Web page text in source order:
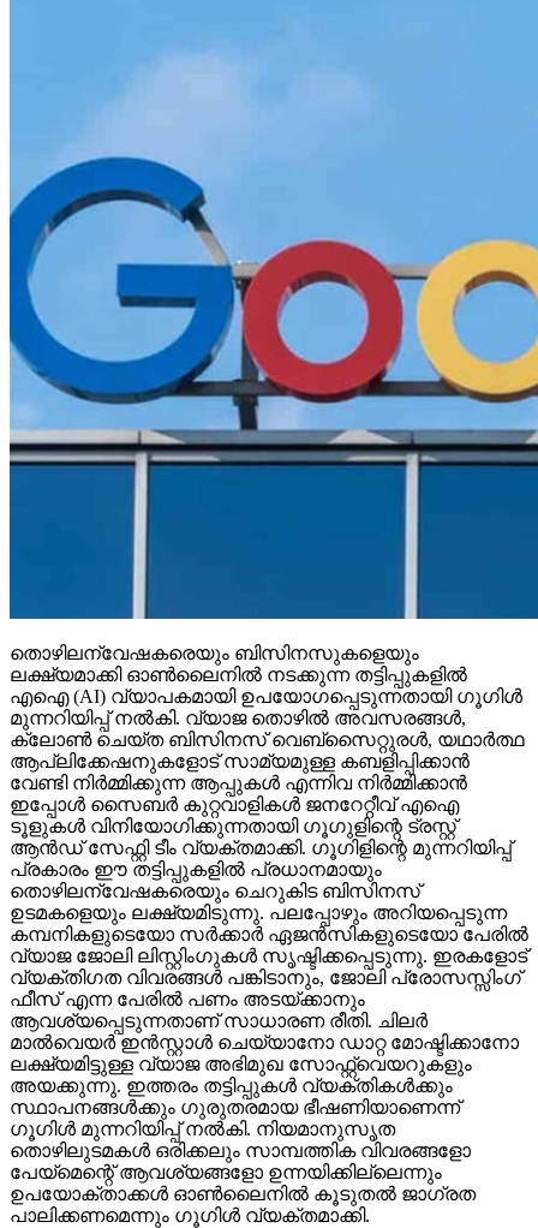
തൊഴിലന്വേഷകരെയും ബിസിനസുകളെയും
ലക്ഷ്യമാക്കി ഓണ്‍ലൈനില്‍ നടക്കുന്ന തട്ടിപ്പുകളില്‍
എഐ (AI) വ്യാപകമായി ഉപയോഗപ്പെടുന്നതായി ഗൂഗിള്‍
മുന്നറിയിപ്പ് നല്‍കി. വ്യാജ തൊഴില്‍ അവസരങ്ങള്‍,
ക്ലോണ്‍ ചെയ്ത ബിസിനസ് വെബ്‌സൈറ്റുരള്‍, യഥാര്‍ത്ഥ
ആപ്ലിക്കേഷനുകളോട് സാമ്യമുള്ള കബളിപ്പിക്കാന്‍
വേണ്ടി നിര്‍മ്മിക്കുന്ന ആപ്പുകള്‍ എന്നിവ നിര്‍മ്മിക്കാന്‍
ഇപ്പോള്‍ സൈബര്‍ കുറ്റവാളികള്‍ ജനറേറ്റീവ് എഐ
ടൂളുകള്‍ വിനിയോഗിക്കുന്നതായി ഗൂഗുളിന്റെ ട്രസ്റ്റ്
ആന്‍ഡ് സേഫ്റ്റി ടീം വ്യക്തമാക്കി. ഗൂഗിളിന്റെ മുന്നറിയിപ്പ്
പ്രകാരം ഈ തട്ടിപ്പുകളില്‍ പ്രധാനമായും
തൊഴിലന്വേഷകരെയും ചെറുകിട ബിസിനസ്
ഉടമകളെയും ലക്ഷ്യമിടുന്നു. പലപ്പോഴും അറിയപ്പെടുന്ന
കമ്പനികളുടെയോ സര്‍ക്കാര്‍ ഏജന്‍സികളുടെയോ പേരില്‍
വ്യാജ ജോലി ലിസ്റ്റിംഗുകള്‍ സൃഷ്ടിക്കപ്പെടുന്നു. ഇരകളോട്
വ്യക്തിഗത വിവരങ്ങള്‍ പങ്കിടാനും, ജോലി പ്രോസസ്സിംഗ്
ഫീസ് എന്ന പേരില്‍ പണം അടയ്ക്കാനും
ആവശ്യപ്പെടുന്നതാണ് സാധാരണ രീതി. ചിലര്‍
മാല്‍വെയര്‍ ഇന്‍സ്റ്റാള്‍ ചെയ്യാനോ ഡാറ്റ മോഷ്ടിക്കാനോ
ലക്ഷ്യമിട്ടുള്ള വ്യാജ അഭിമുഖ സോഫ്റ്റ്‌വെയറുകളും
അയക്കുന്നു. ഇത്തരം തട്ടിപ്പുകള്‍ വ്യക്തികള്‍ക്കും
സ്ഥാപനങ്ങള്‍ക്കും ഗുരുതരമായ ഭീഷണിയാണെന്ന്
ഗൂഗിള്‍ മുന്നറിയിപ്പ് നല്‍കി. നിയമാനുസൃത
തൊഴിലുടമകള്‍ ഒരിക്കലും സാമ്പത്തിക വിവരങ്ങളോ
പേയ്‌മെന്റെ് ആവശ്യങ്ങളോ ഉന്നയിക്കില്ലെന്നും
ഉപയോക്താക്കള്‍ ഓണ്‍ലൈനില്‍ കൂടുതല്‍ ജാഗ്രത
പാലിക്കണമെന്നും ഗൂഗിള്‍ വ്യക്തമാക്കി.